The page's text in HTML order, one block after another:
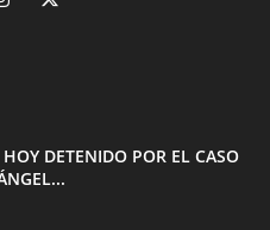
DETENIDO POR EL CASO